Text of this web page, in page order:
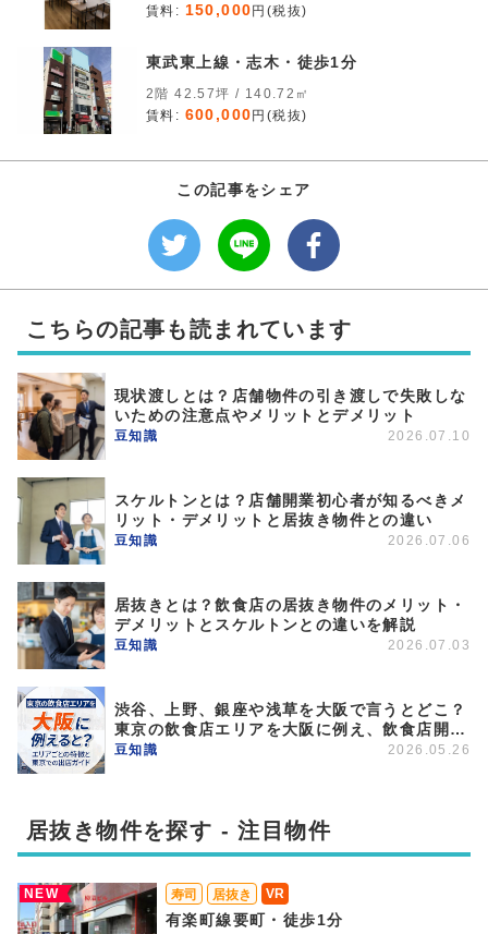
賃料: 150,000 円(税抜)
東武東上線・志木・徒歩1分
2階 42.57坪 / 140.72㎡
賃料: 600,000 円(税抜)
この記事をシェア
こちらの記事も読まれています
現状渡しとは？店舗物件の引き渡しで失敗しな
いための注意点やメリットとデメリット
豆知識 2026.07.10
スケルトンとは？店舗開業初心者が知るべきメ
リット・デメリットと居抜き物件との違い
豆知識 2026.07.06
居抜きとは？飲食店の居抜き物件のメリット・
デメリットとスケルトンとの違いを解説
豆知識 2026.07.03
渋谷、上野、銀座や浅草を大阪で言うとどこ？
東京の飲食店エリアを大阪に例え、飲食店開業
のポイントを解説
豆知識 2026.05.26
居抜き物件を探す - 注目物件
NEW 寿司 居抜き VR
有楽町線要町・徒歩1分